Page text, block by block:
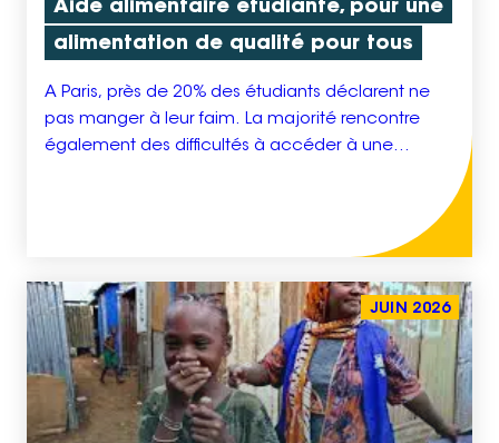
Aide alimentaire étudiante, pour une
alimentation de qualité pour tous
A Paris, près de 20% des étudiants déclarent ne
pas manger à leur faim. La majorité rencontre
également des difficultés à accéder à une
projet repose sur un restaurant solidaire et des
productions […]
JUIN 2026